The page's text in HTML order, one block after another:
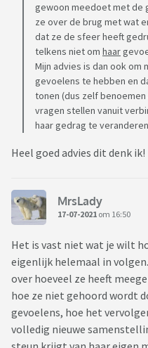
gewoon meedoet met
ze over de brug met wat
dat ze de sfeer heeft
telkens niet om haar
Mijn advies is dan ook om
gevoelens te hebben en
tonen (dus zelf
vragen stellen vanuit
haar gedrag te
Heel goed advies dit denk ik!
MrsLady
17-07-2021 om 16:50
Het is vast niet wat je wilt
eigenlijk helemaal in
over hoeveel ze heeft
hoe ze niet gehoord wordt
gevoelens, hoe het
volledig nieuwe